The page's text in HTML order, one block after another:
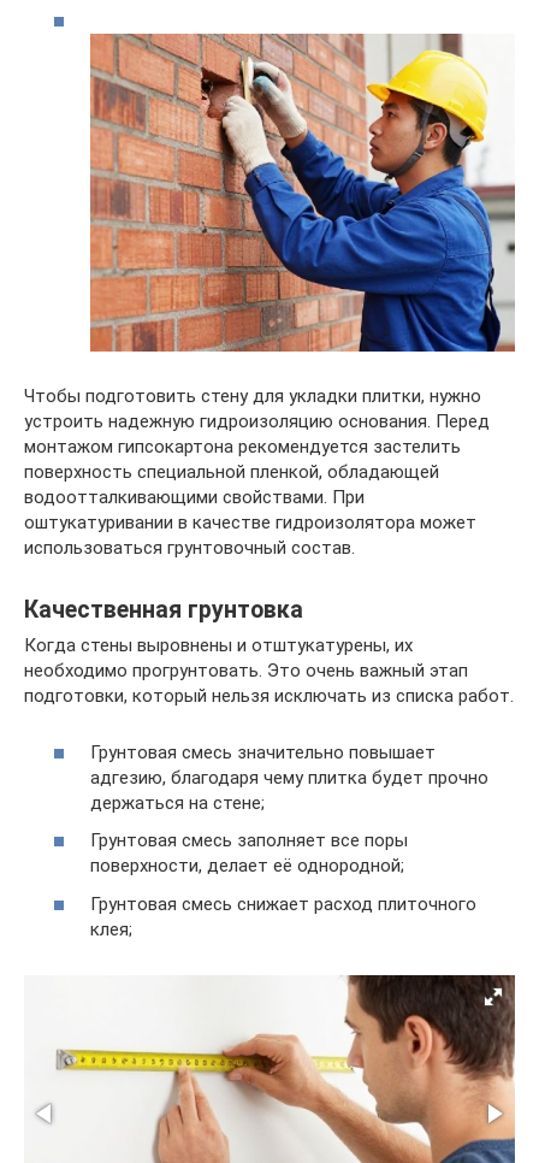
Чтобы подготовить стену для укладки плитки, нужно
устроить надежную гидроизоляцию основания. Перед
монтажом гипсокартона рекомендуется застелить
поверхность специальной пленкой, обладающей
водоотталкивающими свойствами. При
оштукатуривании в качестве гидроизолятора может
использоваться грунтовочный состав.
Качественная грунтовка
Когда стены выровнены и отштукатурены, их
необходимо прогрунтовать. Это очень важный этап
подготовки, который нельзя исключать из списка работ.
Грунтовая смесь значительно повышает
адгезию, благодаря чему плитка будет прочно
держаться на стене;
Грунтовая смесь заполняет все поры
поверхности, делает её однородной;
Грунтовая смесь снижает расход плиточного
клея;